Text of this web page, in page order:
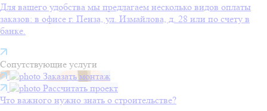
Для вашего удобства мы предлагаем несколько видов оплаты
заказов: в офисе г. Пенза, ул. Измайлова, д. 28 или по счету в
банке.
Сопутствующие услуги
Заказать монтаж
Рассчитать проект
Что важного нужно знать о строительстве?